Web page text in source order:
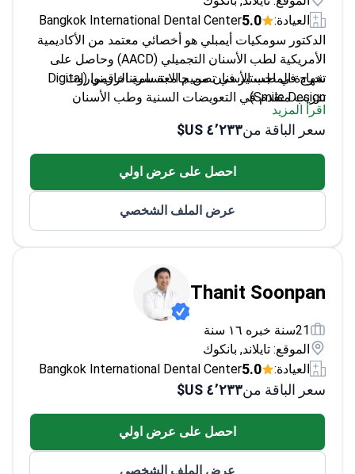
الدكتور سومكيات أيمبلي هو أخصائي معتمد من الأكاديمية
الأمريكية لطب الأسنان التجميلي (AACD) وحاصل على
شهادة الماجستير في تصميم الابتسامة الرقمي (Digital
Smile Design).
تخرج في طب الأسنان من جامعة سريناخارينواروت
تدريب متقدم في التعويضات السنية وطب الأسنان
التجميلي في جامعة أوغوستا
متخصص في تحليل وتصميم الابتسامة المبتكر
يدرس في كلية طب الأسنان بجامعة جورجيا
اقرأ المزيد
سعر الباقة من٤٬٢٣٣ US$
عرض الملف الشخصي
21سنة خبره ١٦ سنة
العيادة:
5.0
Bangkok International Dental Center
سعر الباقة من٤٬٢٣٣ US$
عرض الملف الشخصي